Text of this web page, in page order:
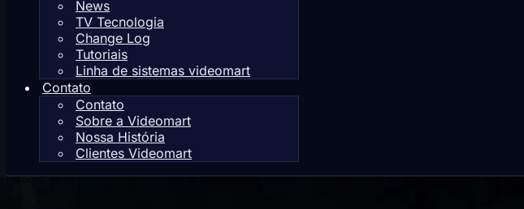
News
TV Tecnologia
Change Log
Tutoriais
Linha de sistemas videomart
Contato
Contato
Sobre a Videomart
Nossa História
Clientes Videomart